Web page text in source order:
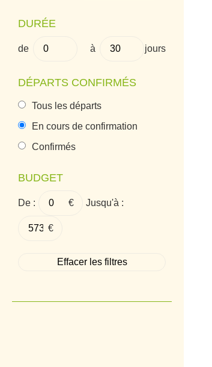
DURÉE
de à jours
DÉPARTS CONFIRMÉS
Tous les départs
En cours de confirmation
Confirmés
BUDGET
De : € Jusqu'à :
€